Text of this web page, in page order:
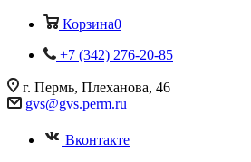
Корзина0
+7 (342) 276-20-85
г. Пермь, Плеханова, 46
gvs@gvs.perm.ru
Вконтакте